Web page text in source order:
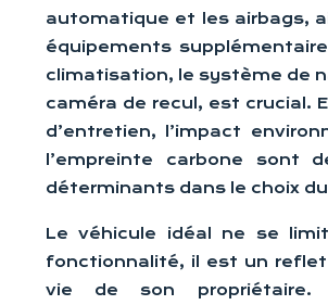
automatique et les airbags,
équipements
climatisation, le système de
caméra de recul, est crucial.
d’entretien, l’impact
l’empreinte carbone sont
déterminants dans le choix
Le véhicule idéal ne se
fonctionnalité, il est un
vie de son propriétaire.